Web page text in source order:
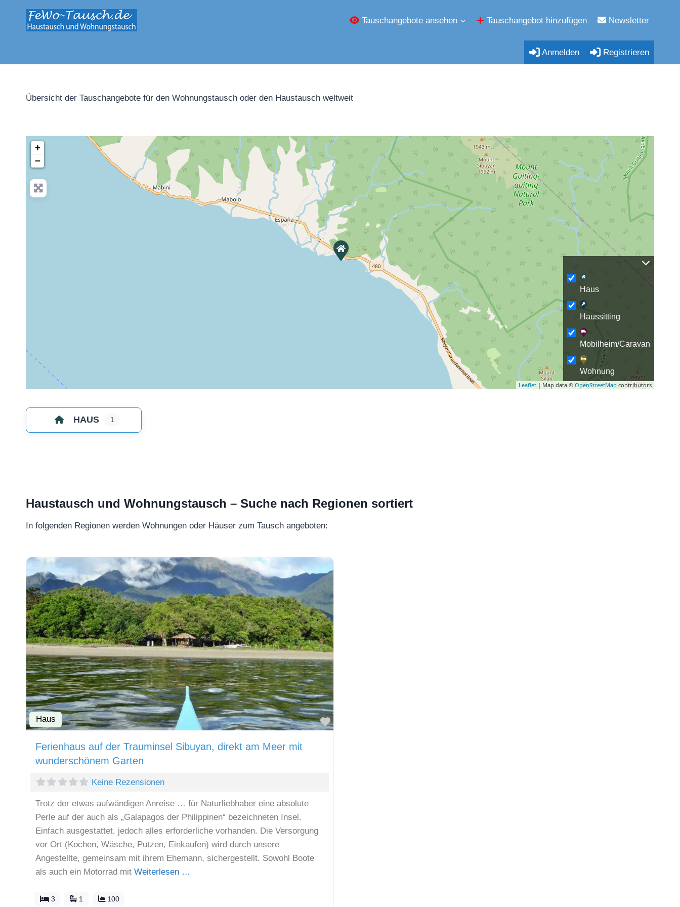
springen
Tauschangebote ansehen Tauschangebot hinzufügen Newsletter
Anmelden Registrieren
Übersicht der Tauschangebote für den Wohnungstausch oder den Haustausch weltweit
+
−
Leaflet | Map data © OpenStreetMap contributors
Haus
Haussitting
Mobilheim/Caravan
Wohnung
HAUS 1
Haustausch und Wohnungstausch – Suche nach Regionen sortiert
In folgenden Regionen werden Wohnungen oder Häuser zum Tausch angeboten:
Haus Favorit
Ferienhaus auf der Trauminsel Sibuyan, direkt am Meer mit
wunderschönem Garten
Keine Rezensionen
Trotz der etwas aufwändigen Anreise … für Naturliebhaber eine absolute
Perle auf der auch als „Galapagos der Philippinen“ bezeichneten Insel.
Einfach ausgestattet, jedoch alles erforderliche vorhanden. Die Versorgung
vor Ort (Kochen, Wäsche, Putzen, Einkaufen) wird durch unsere
Angestellte, gemeinsam mit ihrem Ehemann, sichergestellt. Sowohl Boote
als auch ein Motorrad mit Weiterlesen …
3 1 100